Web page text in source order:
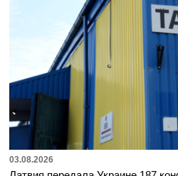
03.08.2026